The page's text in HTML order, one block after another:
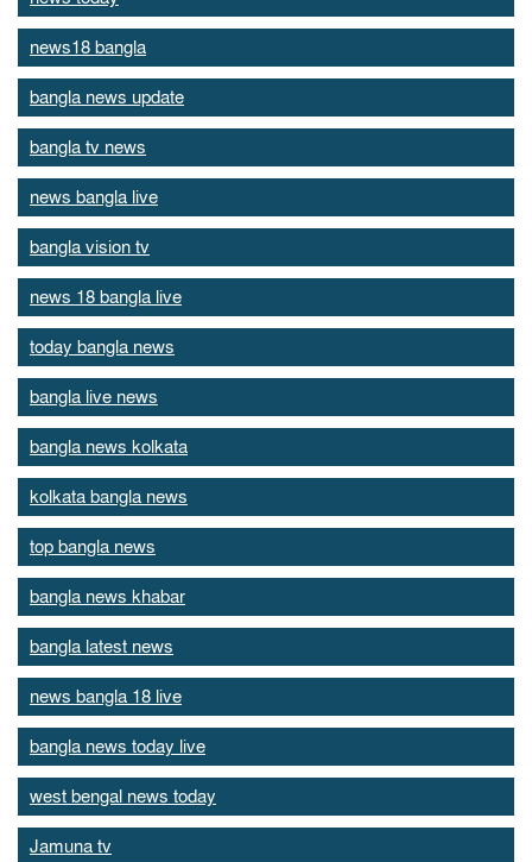
news18 bangla
bangla news update
bangla tv news
news bangla live
bangla vision tv
news 18 bangla live
today bangla news
bangla live news
bangla news kolkata
kolkata bangla news
top bangla news
bangla news khabar
bangla latest news
news bangla 18 live
bangla news today live
west bengal news today
Jamuna tv